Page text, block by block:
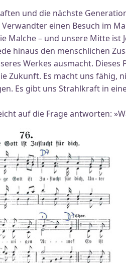
und die nächste
einen Besuch im
Malche – und unsere Mitte ist
hinaus den menschlichen
Werkes ausmacht.
Zukunft. Es macht uns fähig,
Es gibt uns Strahlkraft in
auf die Frage antworten: